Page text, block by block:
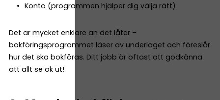
Konto (programmen hjälper dig välja rätt)
Det är mycket enklare än det låter –
bokföringsprogrammet läser av underlaget och föreslår
hur det ska bokföras. Ditt jobb är oftast att godkänna
att allt se ok ut!